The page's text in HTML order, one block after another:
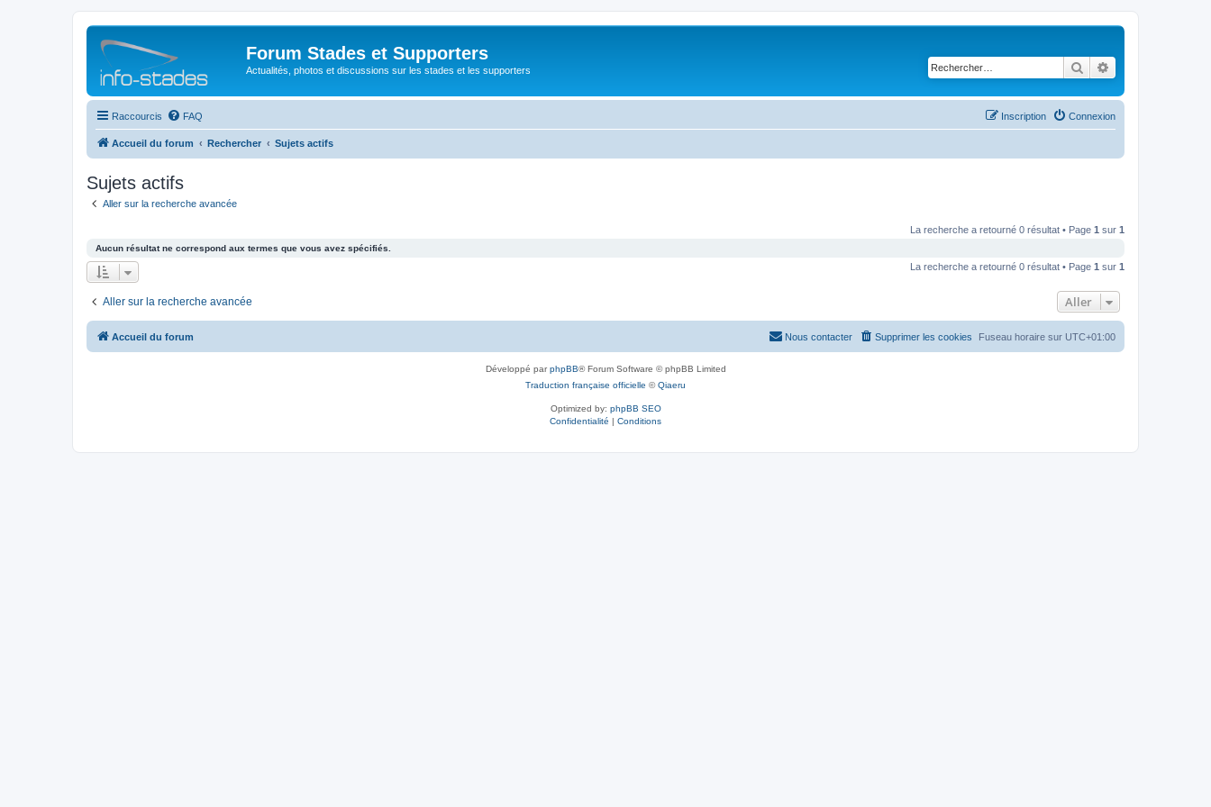
Forum Stades et Supporters
Actualités, photos et discussions sur les stades et les supporters Rechercher
Raccourcis FAQ Connexion
Inscription
Accueil du forum Rechercher Sujets actifs
Sujets actifs
Aller sur la recherche avancée
La recherche a retourné 0 résultat • Page 1 sur 1
Aucun résultat ne correspond aux termes que vous avez spécifiés.
La recherche a retourné 0 résultat • Page 1 sur 1
Aller sur la recherche avancée Aller
Accueil du forum Fuseau horaire sur UTC+01:00
Supprimer les cookies
Nous contacter
Développé parphpBB® Forum Software © phpBB Limited
Traduction française officielle ©Qiaeru
Optimized by: phpBB SEO
Confidentialité | Conditions